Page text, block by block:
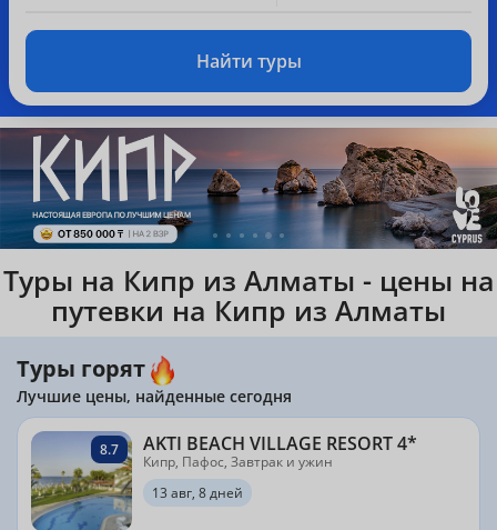
Найти туры
Туры на Кипр из Алматы - цены на
путевки на Кипр из Алматы
Туры горят
Лучшие цены, найденные сегодня
8.7 AKTI BEACH VILLAGE RESORT 4*
Кипр, Пафос, Завтрак и ужин
13 авг, 8 дней